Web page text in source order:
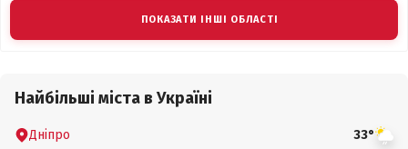
ПОКАЗАТИ ІНШІ ОБЛАСТІ
Найбільші міста в Україні
Дніпро 33°